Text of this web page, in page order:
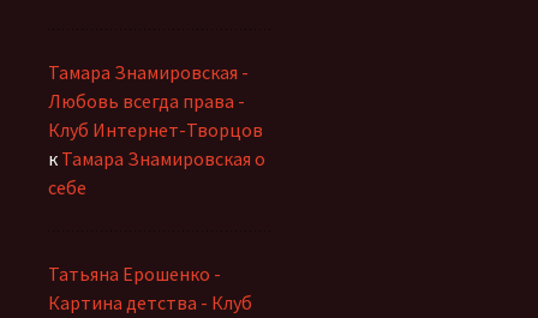
Тамара Знамировская -
Любовь всегда права -
Клуб Интернет-Творцов
к Тамара Знамировская о
себе
Татьяна Ерошенко -
Картина детства - Клуб